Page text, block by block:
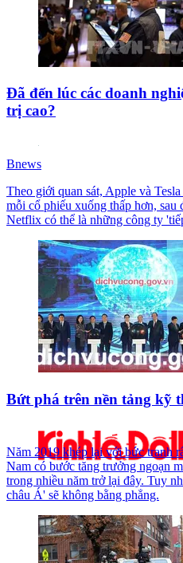
Đã đến lúc các doanh
trị cao?
Bnews
Theo giới quan sát, Apple và
mỗi cổ phiếu xuống thấp hơn, sau
Netflix có thể là những công ty
Bứt phá trên nền tảng kỹ
Năm 2019 khép lại với bức tranh
Nam có bước tăng trưởng ngoạn
trong nhiều năm trở lại đây. Tuy
châu Á' sẽ không bằng phẳng.